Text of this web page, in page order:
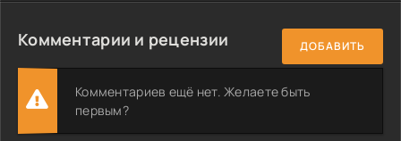
Комментарии и рецензии ДОБАВИТЬ
Комментариев ещё нет. Желаете быть
первым?